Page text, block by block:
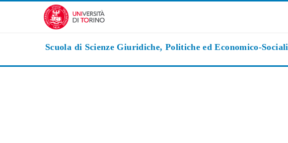
Vai al contenuto principale
Scuola di Scienze Giuridiche, Politiche ed Economico-Sociali